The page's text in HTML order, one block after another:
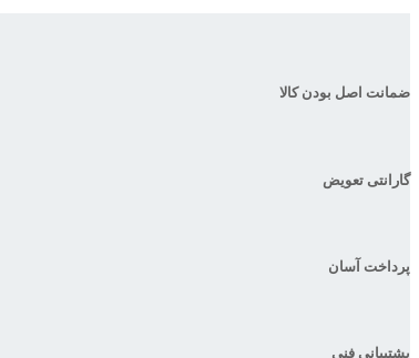
ضمانت اصل بودن کالا
گارانتی تعویض
پرداخت آسان
پشتیبانی فنی